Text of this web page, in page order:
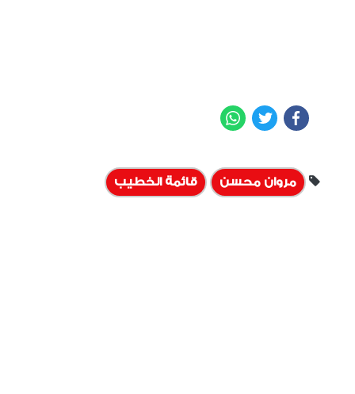
Facebook
Twitter
مروان محسن قائمة الخطيب